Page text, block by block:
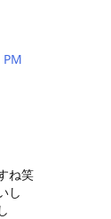
ね笑
し